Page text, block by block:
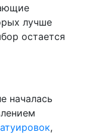
лучше
остается
началась
,